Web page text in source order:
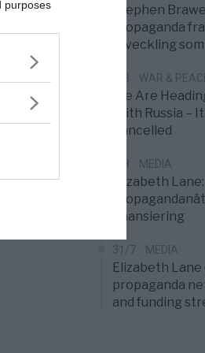
purposes
Stephen
propaganda
utveckling
1/8 WAR &
We Are
With Russia –
Cancelled
1/8 MEDIA
Elizabeth
finansiering
31/7 MEDIA
Elizabeth Lane
propaganda
and funding